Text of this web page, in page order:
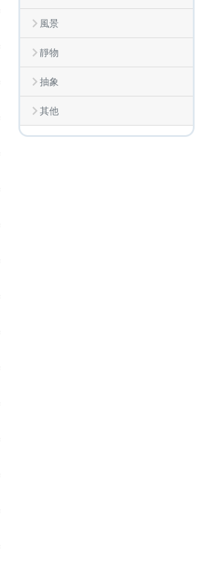
風景
靜物
抽象
其他